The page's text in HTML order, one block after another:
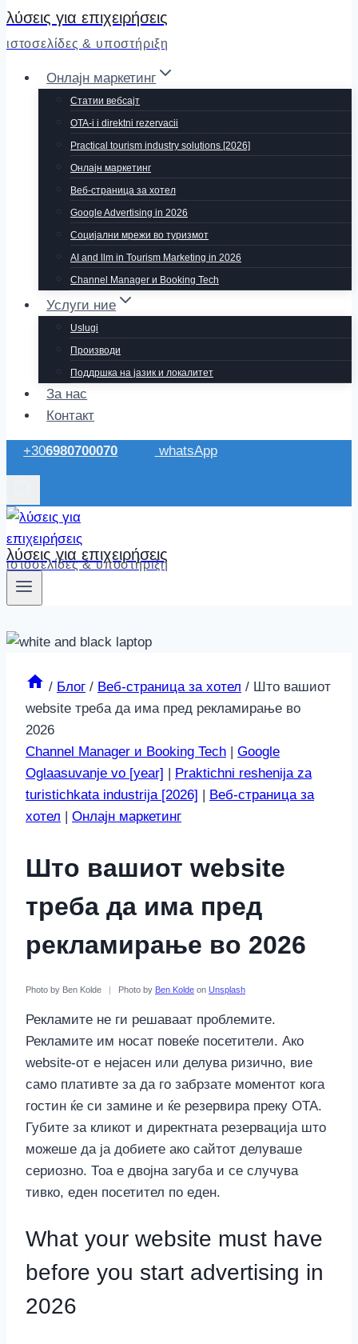
λύσεις για επιχειρήσεις
ιστοσελίδες & υποστήριξη
Онлајн маркетинг
Статии вебсајт
OTA-i i direktni rezervacii
Practical tourism industry solutions [2026]
Онлајн маркетинг
Веб-страница за хотел
Google Advertising in 2026
Социјални мрежи во туризмот
AI and llm in Tourism Marketing in 2026
Channel Manager и Booking Tech
Услуги ние
Uslugi
Производи
Поддршка на јазик и локалитет
За нас
Контакт
+306980700070 whatsApp
λύσεις για επιχειρήσεις
ιστοσελίδες & υποστήριξη
/ Блог / Веб-страница за хотел / Што вашиот
website треба да има пред рекламирање во
2026
Channel Manager и Booking Tech
Google
Oglaasuvanje vo [year]
Praktichni reshenija za
turistichkata industrija [2026]
Веб-страница за
хотел
Онлајн маркетинг
Што вашиот website
треба да има пред
рекламирање во 2026
Photo by Ben Kolde Photo by Ben Kolde on Unsplash
Рекламите не ги решаваат проблемите.
Рекламите им носат повеќе посетители. Ако
website-от е нејасен или делува ризично, вие
само плативте за да го забрзате моментот кога
гостин ќе си замине и ќе резервира преку OTA.
Губите за кликот и директната резервација што
можеше да ја добиете ако сайтот делуваше
сериозно. Тоа е двојна загуба и се случува
тивко, еден посетител по еден.
What your website must have
before you start advertising in
2026